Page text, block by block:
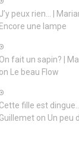
J’y peux rien… |
Encore une lampe
On fait un sapin? |
on
Le beau Flow
Cette fille est
Guillemet on Un peu